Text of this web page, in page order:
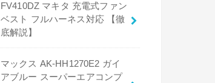
FV410DZ マキタ 充電式ファン
ベスト フルハーネス対応 【徹
底解説】
マックス AK-HH1270E2 ガイ
アブルー スーパーエアコンプ